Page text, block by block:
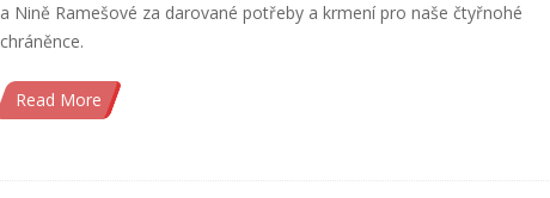
a Nině Ramešové za darované potřeby a krmení pro naše čtyřnohé
chráněnce.
Read More